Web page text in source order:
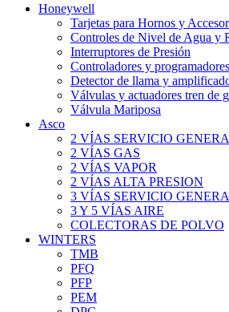
Honeywell
Tarjetas para Hornos y
Controles de Nivel de Agua y
Interruptores de Presión
Controladores y programadores
Detector de llama y
Válvulas y actuadores tren de
Válvula Mariposa
Asco
2 VÍAS SERVICIO
2 VÍAS GAS
2 VÍAS VAPOR
2 VÍAS ALTA PRESION
3 VÍAS SERVICIO
3 Y 5 VÍAS AIRE
COLECTORAS DE POLVO
WINTERS
TMB
PFQ
PFP
PEM